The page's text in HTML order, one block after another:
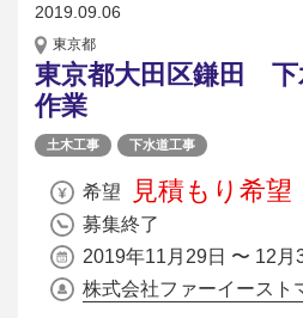
2019.09.06
東京都
東京都大田区鎌田
作業
土木工事 下水道工事
希望 見積もり希望
募集終了
2019年11月29日 〜 12月
株式会社ファーイースト